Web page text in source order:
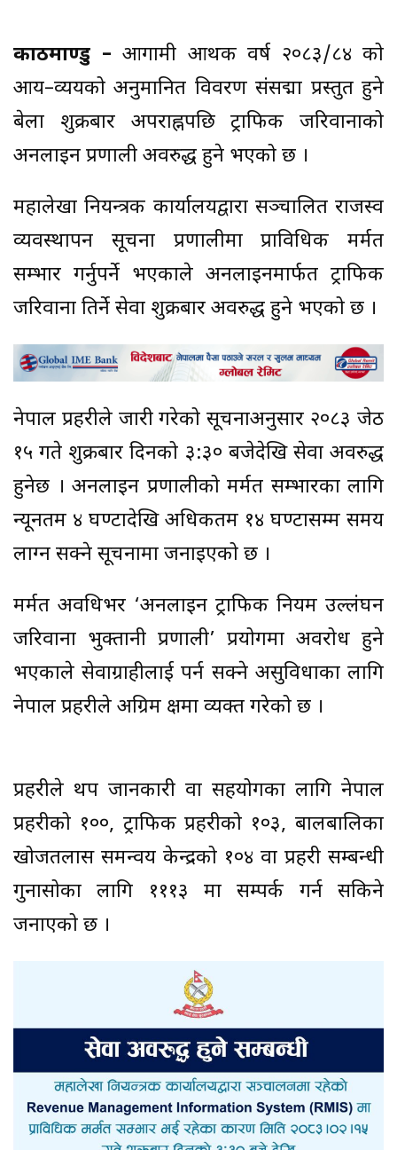
काठमाण्डु – आगामी आर्थिक वर्ष २०८३/८४ को
आय–व्ययको अनुमानित विवरण संसद्मा प्रस्तुत हुने
बेला शुक्रबार अपराह्नपछि ट्राफिक जरिवानाको
अनलाइन प्रणाली अवरुद्ध हुने भएको छ ।
महालेखा नियन्त्रक कार्यालयद्वारा सञ्चालित राजस्व
व्यवस्थापन सूचना प्रणालीमा प्राविधिक मर्मत
सम्भार गर्नुपर्ने भएकाले अनलाइनमार्फत ट्राफिक
जरिवाना तिर्ने सेवा शुक्रबार अवरुद्ध हुने भएको छ ।
नेपाल प्रहरीले जारी गरेको सूचनाअनुसार २०८३ जेठ
१५ गते शुक्रबार दिनको ३:३० बजेदेखि सेवा अवरुद्ध
हुनेछ । अनलाइन प्रणालीको मर्मत सम्भारका लागि
न्यूनतम ४ घण्टादेखि अधिकतम १४ घण्टासम्म समय
लाग्न सक्ने सूचनामा जनाइएको छ ।
मर्मत अवधिभर ‘अनलाइन ट्राफिक नियम उल्लंघन
जरिवाना भुक्तानी प्रणाली’ प्रयोगमा अवरोध हुने
भएकाले सेवाग्राहीलाई पर्न सक्ने असुविधाका लागि
नेपाल प्रहरीले अग्रिम क्षमा व्यक्त गरेको छ ।
प्रहरीले थप जानकारी वा सहयोगका लागि नेपाल
प्रहरीको १००, ट्राफिक प्रहरीको १०३, बालबालिका
खोजतलास समन्वय केन्द्रको १०४ वा प्रहरी सम्बन्धी
गुनासोका लागि १११३ मा सम्पर्क गर्न सकिने
जनाएको छ ।